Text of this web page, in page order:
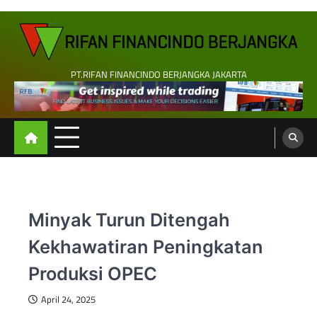
Skip
content
PT.RIFAN FINANCINDO BERJANGKA JAKARTA
Minyak Turun Ditengah
Kekhawatiran Peningkatan
Produksi OPEC
April 24, 2025